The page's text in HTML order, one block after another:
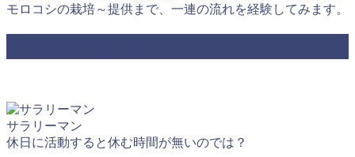
モロコシの栽培～提供まで、一連の流れを経験してみます。
サラリーマン
休日に活動すると休む時間が無いのでは？